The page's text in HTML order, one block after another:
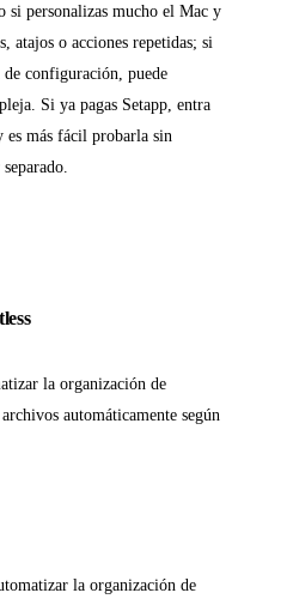
si personalizas mucho el Mac y
atajos o acciones repetidas; si
de configuración, puede
Si ya pagas Setapp, entra
es más fácil probarla sin
la organización de
automáticamente según
la organización de